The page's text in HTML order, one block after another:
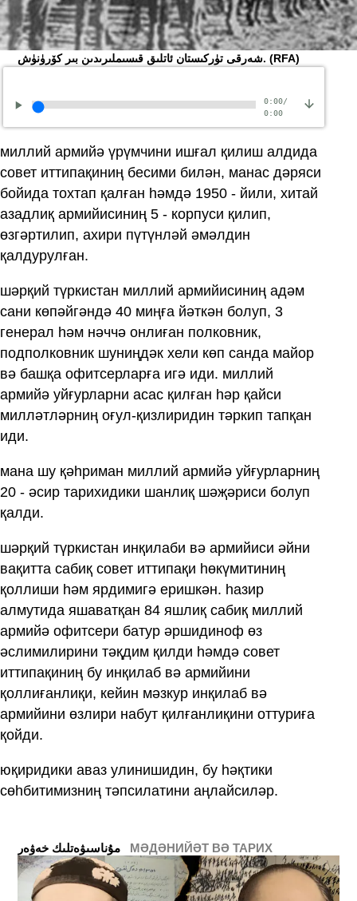
ﺷﻪﺭﻗﻰ ﺗﯜﺭﻛﯩﺴﺘﺎﻥ ﺋﺎﺗﻠﯩﻖ ﻗﯩﺴﯩﻤﻠﯩﺮﯨﺪﯨﻦ ﺑﯩﺮ ﻛﯚﺭﯛﻧﯜﺵ.(RFA)
0:00/
0:00
миллий армийә үрүмчини ишғал қилиш алдида
совет иттипақиниң бесими билән, манас дәряси
бойида тохтап қалған һәмдә 1950 - йили, хитай
азадлиқ армийисиниң 5 - корпуси қилип,
өзгәртилип, ахири пүтүнләй әмәлдин
қалдурулған.
шәрқий түркистан миллий армийисиниң адәм
сани көпәйгәндә 40 миңға йәткән болуп, 3
генерал һәм нәччә онлиған полковник,
подполковник шуниңдәк хели көп санда майор
вә башқа офитсерларға игә иди. миллий
армийә уйғурларни асас қилған һәр қайси
милләтләрниң оғул-қизлиридин тәркип тапқан
иди.
мана шу қәһриман миллий армийә уйғурларниң
20 - әсир тарихидики шанлиқ шәҗәриси болуп
қалди.
шәрқий түркистан инқилаби вә армийиси әйни
вақитта сабиқ совет иттипақи һөкүмитиниң
қоллиши һәм ярдимигә еришкән. һазир
алмутида яшаватқан 84 яшлиқ сабиқ миллий
армийә офитсери батур әршидиноф өз
әслимилирини тәқдим қилди һәмдә совет
иттипақиниң бу инқилаб вә армийини
қоллиғанлиқи, кейин мәзкур инқилаб вә
армийини өзлири набут қилғанлиқини оттуриға
қойди.
юқиридики аваз улинишидин, бу һәқтики
сөһбитимизниң тәпсилатини аңлайсиләр.
МӘДӘНИЙӘТ ВӘ ТАРИХ